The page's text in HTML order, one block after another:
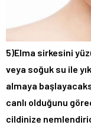
5)Elma sirkesini
veya soğuk su ile
almaya
canlı olduğunu
cildinize